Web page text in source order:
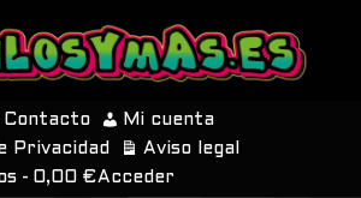
Contacto
Mi cuenta
Privacidad
Aviso legal
0,00 € Acceder